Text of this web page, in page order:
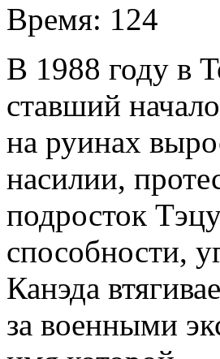
Время: 124
В 1988 году в
ставший
на руинах
насилии,
подросток
способности,
Канэда
за военными